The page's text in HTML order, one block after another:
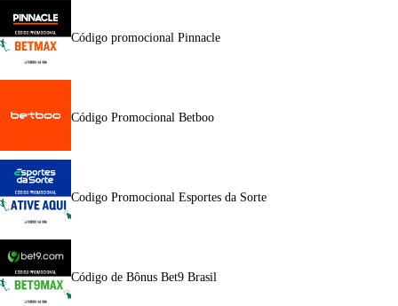
Código promocional Pinnacle
Código Promocional Betboo
Codigo Promocional Esportes da Sorte
Código de Bônus Bet9 Brasil